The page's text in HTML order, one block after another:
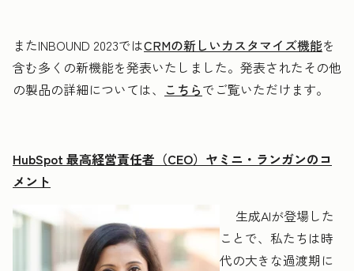
またINBOUND 2023ではCRMの新しいカスタマイズ機能を
含む多くの新機能を発表いたしました。発表されたその他
の製品の詳細については、
こちらでご覧いただけます。
HubSpot 最高経営責任者（CEO）ヤミニ・ランガンのコ
メント
生成AIが登場した
ことで、私たちは時
代の大きな過渡期に